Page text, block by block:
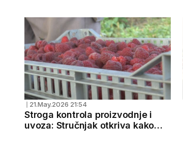
❘ 21.May.2026 21:54
Stroga kontrola proizvodnje i
uvoza: Stručnjak otkriva kako